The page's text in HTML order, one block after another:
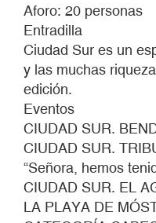
Aforo: 20 personas
Entradilla
Ciudad Sur es un
y las muchas
edición.
Eventos
CIUDAD SUR.
CIUDAD SUR.
“Señora, hemos
CIUDAD SUR. EL
LA PLAYA DE